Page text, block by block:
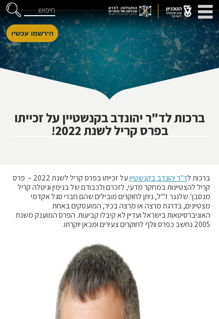
Skip to Content
דלג לניווט "> חיפוש
הירשמו עכשיו
ברכות לד"ר יהונדב בקנשטיין על זכייתו
בפרס קריל לשנת 2022!
ברכות לד"ר יהונדב בקנשטיין
על זכייתו בפרס קריל לשנת 2022 – פרס
קריל להצטיינות במחקר מדעי, לזכרם ולכבודם של בנימין וגיטלה קריל
מנסבך שלנגר ז'"ל, ניתן לחוקרים מובילים שהם חברי סגל אקדמי
מצטיינים, בדרגת מרצה או מרצה בכיר, המועסקים באחת
האוניברסיטאות בישראל ועדיין לא קיבלו קביעות. הפרס המוענק משנת
2005 נחשב כפרס וולף לחוקרים צעירים ומכאן יוקרתו.